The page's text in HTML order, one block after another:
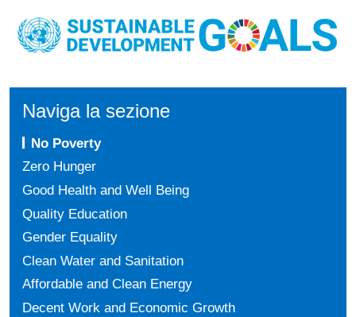
Naviga la sezione
No Poverty
Zero Hunger
Good Health and Well Being
Quality Education
Gender Equality
Clean Water and Sanitation
Affordable and Clean Energy
Decent Work and Economic Growth